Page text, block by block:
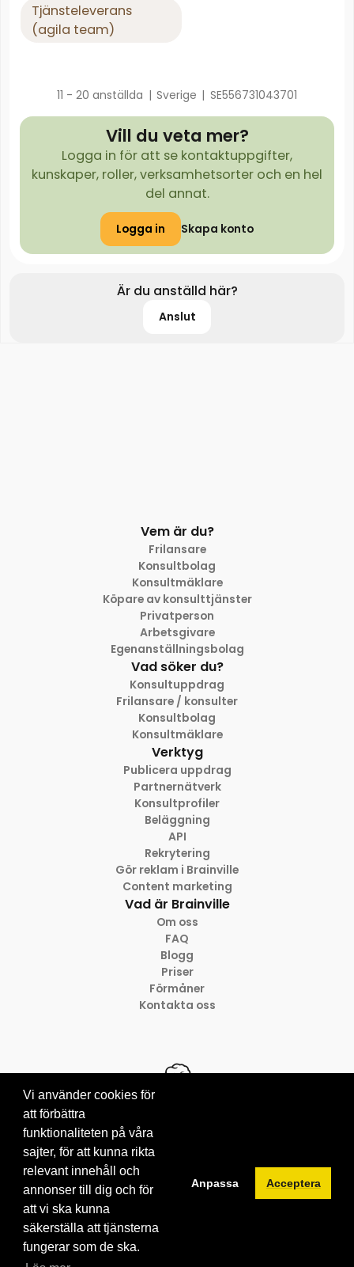
Tjänsteleverans
(agila team)
11 - 20 anställda | Sverige | SE556731043701
Vill du veta mer?
Logga in för att se kontaktuppgifter,
kunskaper, roller, verksamhetsorter och en hel
del annat.
Logga in Skapa konto
Är du anställd här?
Anslut
Vem är du?
Frilansare
Konsultbolag
Konsultmäklare
Köpare av konsulttjänster
Privatperson
Arbetsgivare
Egenanställningsbolag
Vad söker du?
Konsultuppdrag
Frilansare / konsulter
Konsultbolag
Konsultmäklare
Verktyg
Publicera uppdrag
Partnernätverk
Konsultprofiler
Beläggning
API
Rekrytering
Gör reklam i Brainville
Content marketing
Vad är Brainville
Om oss
FAQ
Blogg
Priser
Förmåner
Kontakta oss
© 2012-2026 Brainville AB
Villkor för tjänsten
Cookies
Vi använder cookies för
att förbättra
funktionaliteten på våra
sajter, för att kunna rikta
relevant innehåll och
annonser till dig och för
att vi ska kunna
säkerställa att tjänsterna
fungerar som de ska.
Anpassa Acceptera